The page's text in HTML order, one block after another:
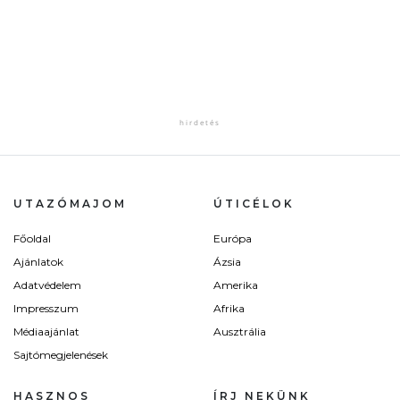
UTAZÓMAJOM
Főoldal
Ajánlatok
Adatvédelem
Impresszum
Médiaajánlat
Sajtómegjelenések
ÚTICÉLOK
Európa
Ázsia
Amerika
Afrika
Ausztrália
HASZNOS ÍRJ NEKÜNK